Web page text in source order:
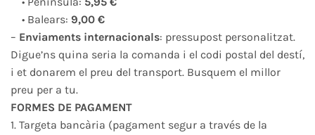
• Balears: 9,00 €
– Enviaments internacionals: pressupost personalitzat.
Digue’ns quina seria la comanda i el codi postal del destí,
i et donarem el preu del transport. Busquem el millor
preu per a tu.
FORMES DE PAGAMENT
1. Targeta bancària (pagament segur a través de la